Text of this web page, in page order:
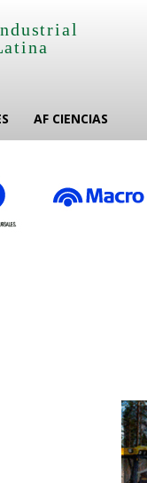
AF CIENCIAS